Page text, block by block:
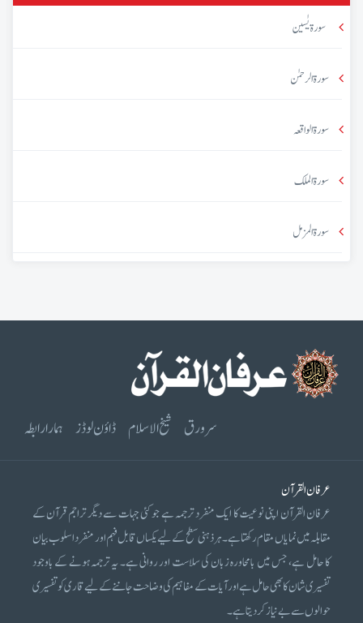
سورۃ یٰسین
سورۃ الرحمٰن
سورۃ الواقعہ
سورۃ الملک
سورۃ المزمل
سرورق شیخ الاسلام ڈاؤن لوڈز ہمارا رابطہ
عرفان القرآن
عرفان القرآن اپنی نوعیت کا ایک منفرد ترجمہ ہے جو کئی جہات سے دیگر تراجم قرآن کے
مقابلہ میں نمایاں مقام رکھتا ہے۔ ہر ذہنی سطح کے لیے یکساں قابل فہم اور منفرد اسلوب بیان
کا حامل ہے، جس میں بامحاورہ زبان کی سلاست اور روانی ہے۔ یہ ترجمہ ہونے کے باوجود
تفسیری شان کا بھی حامل ہے اور آیات کے مفاہیم کی وضاحت جاننے کے لیے قاری کو تفسیری
حوالوں سے بے نیاز کر دیتا ہے۔